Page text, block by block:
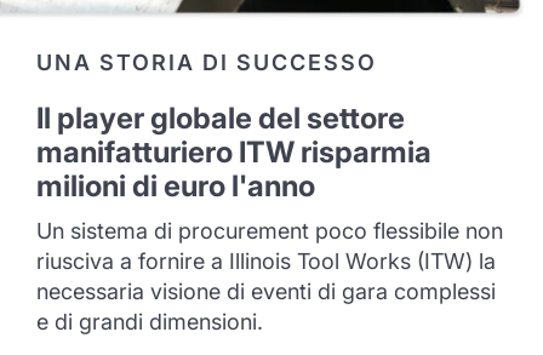
UNA STORIA DI SUCCESSO
Il player globale del settore
manifatturiero ITW risparmia
milioni di euro l'anno
Un sistema di procurement poco flessibile non
riusciva a fornire a Illinois Tool Works (ITW) la
necessaria visione di eventi di gara complessi
e di grandi dimensioni.